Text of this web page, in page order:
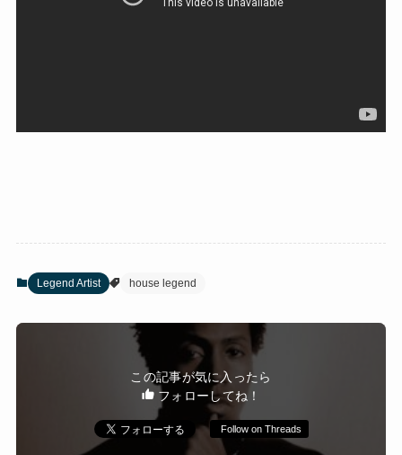
Legend Artist house legend
この記事が気に入ったら
フォローしてね！
Follow on Threads